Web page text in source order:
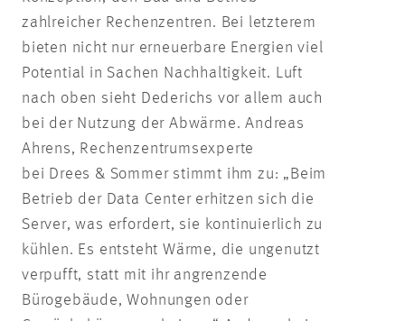
zahlreicher Rechenzentren. Bei letzterem
bieten nicht nur erneuerbare Energien viel
Potential in Sachen Nachhaltigkeit. Luft
nach oben sieht Dederichs vor allem auch
bei der Nutzung der Abwärme. Andreas
Ahrens, Rechenzentrumsexperte
bei Drees & Sommer stimmt ihm zu: „Beim
Betrieb der Data Center erhitzen sich die
Server, was erfordert, sie kontinuierlich zu
kühlen. Es entsteht Wärme, die ungenutzt
verpufft, statt mit ihr angrenzende
Bürogebäude, Wohnungen oder